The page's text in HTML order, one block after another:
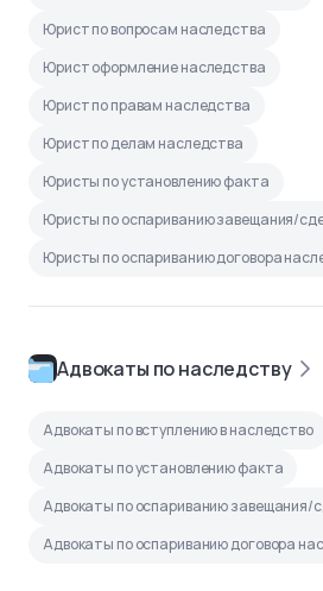
Юрист по вопросам наследства
Юрист оформление наследства
Юрист по правам наследства
Юрист по делам наследства
Юристы по установлению факта
Юристы по оспариванию завещания/
Юристы по оспариванию договора
Адвокаты по наследству
Адвокаты по вступлению в наследство
Адвокаты по установлению факта
Адвокаты по оспариванию завещания/
Адвокаты по оспариванию договора